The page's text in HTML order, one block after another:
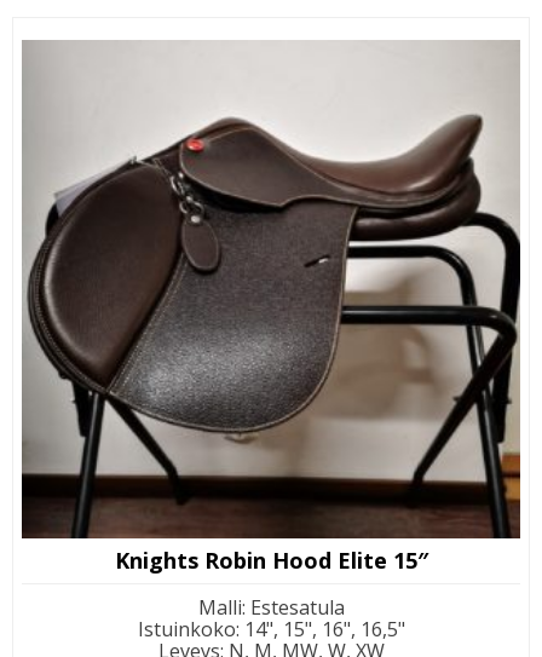
Knights Robin Hood Elite 15″
Malli: Estesatula
Istuinkoko: 14", 15", 16", 16,5"
Leveys: N, M, MW, W, XW